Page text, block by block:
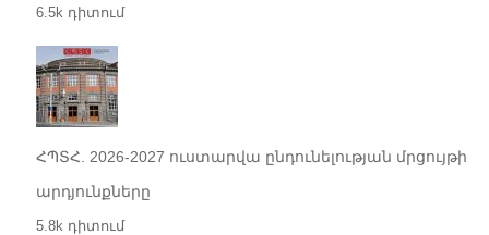
6.5k դիտում
ՀՊՏՀ. 2026-2027 ուստարվա ընդունելության մրցույթի
արդյունքները
5.8k դիտում